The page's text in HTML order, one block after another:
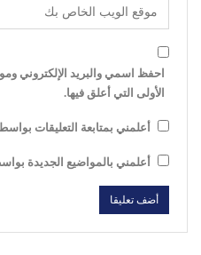
احفظ اسمي والبريد الإلكتروني
الأولى التي أعلق فيها.
أعلمني بمتابعة التعليقات
أعلمني بالمواضيع الجديدة